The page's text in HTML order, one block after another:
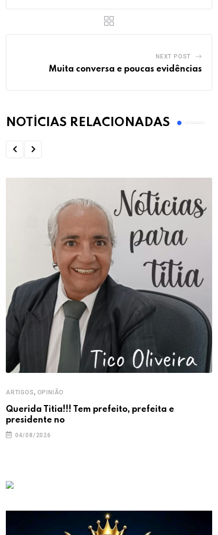
NEXT POST
Muita conversa e poucas evidências
NOTÍCIAS RELACIONADAS
ARTIGOS, OPINIÃO
Querida Titia!!! Tem prefeito, prefeita e
presidente no
04/08/2026